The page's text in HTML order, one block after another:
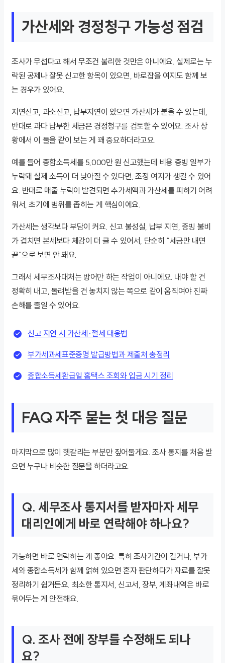
가산세와 경정청구 가능성 점검
조사가 무섭다고 해서 무조건 불리한 것만은 아니에요. 실제로는 누
락된 공제나 잘못 신고한 항목이 있으면, 바로잡을 여지도 함께 보
는 경우가 있어요.
지연신고, 과소신고, 납부지연이 있으면 가산세가 붙을 수 있는데,
반대로 과다 납부한 세금은 경정청구를 검토할 수 있어요. 조사 상
황에서 이 둘을 같이 보는 게 꽤 중요하더라고요.
예를 들어 종합소득세를 5,000만 원 신고했는데 비용 증빙 일부가
누락돼 실제 소득이 더 낮아질 수 있다면, 조정 여지가 생길 수 있어
요. 반대로 매출 누락이 발견되면 추가세액과 가산세를 피하기 어려
워서, 초기에 범위를 좁히는 게 핵심이에요.
가산세는 생각보다 부담이 커요. 신고 불성실, 납부 지연, 증빙 불비
가 겹치면 본세보다 체감이 더 클 수 있어서, 단순히 “세금만 내면
끝”으로 보면 안 돼요.
그래서 세무조사대처는 방어만 하는 작업이 아니에요. 내야 할 건
정확히 내고, 돌려받을 건 놓치지 않는 쪽으로 같이 움직여야 진짜
손해를 줄일 수 있어요.
신고 지연 시 가산세·절세 대응법
부가세과세표준증명 발급방법과 제출처 총정리
종합소득세환급일 홈택스 조회와 입금 시기 정리
FAQ 자주 묻는 첫 대응 질문
마지막으로 많이 헷갈리는 부분만 짚어둘게요. 조사 통지를 처음 받
으면 누구나 비슷한 질문을 하더라고요.
Q. 세무조사 통지서를 받자마자 세무
대리인에게 바로 연락해야 하나요?
가능하면 바로 연락하는 게 좋아요. 특히 조사기간이 길거나, 부가
세와 종합소득세가 함께 얽혀 있으면 혼자 판단하다가 자료를 잘못
정리하기 쉽거든요. 최소한 통지서, 신고서, 장부, 계좌내역은 바로
묶어두는 게 안전해요.
Q. 조사 전에 장부를 수정해도 되나
요?